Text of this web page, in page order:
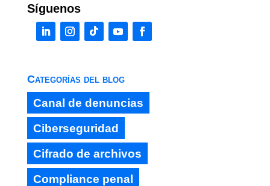
Síguenos
Categorías del blog
Canal de denuncias
Ciberseguridad
Cifrado de archivos
Compliance penal